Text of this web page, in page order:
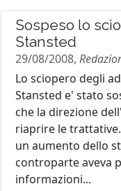
Sospeso lo
Stansted
29/08/2008,
Lo sciopero degli
Stansted e' stato
che la direzione
riaprire le
un aumento dello
controparte aveva
informazioni...